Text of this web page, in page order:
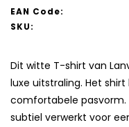
EAN Code:
SKU:
Dit witte T-shirt van
luxe uitstraling. Het
comfortabele pasvorm.
subtiel verwerkt voor